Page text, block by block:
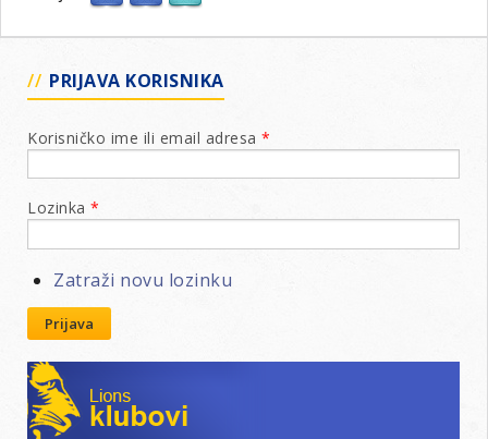
PRIJAVA KORISNIKA
Korisničko ime ili email adresa *
Lozinka *
Zatraži novu lozinku
Prijava
Lions klubovi